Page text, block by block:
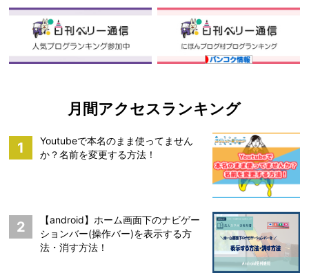
月間アクセスランキング
1
Youtubeで本名のまま使ってません
か？名前を変更する方法！
2
【android】ホーム画面下のナビゲー
ションバー(操作バー)を表示する方
法・消す方法！